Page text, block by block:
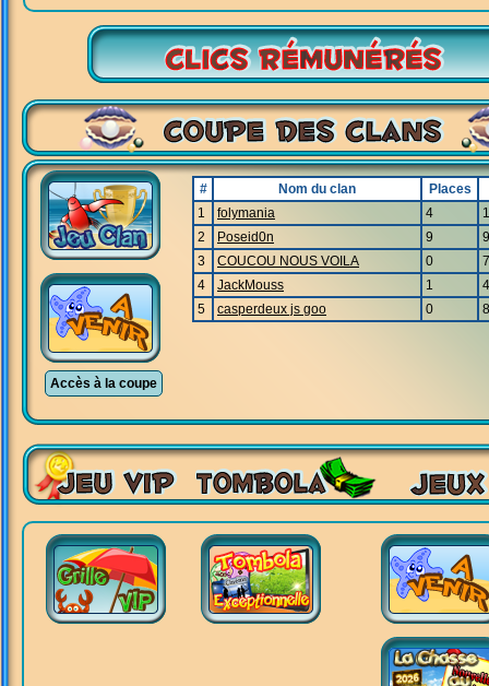
Accès à la coupe
# Nom du clan
Places
1
folymania 4
2
Poseid0n 9
3
COUCOU NOUS VOILA 0
4
JackMouss 1
5
casperdeux js goo 0